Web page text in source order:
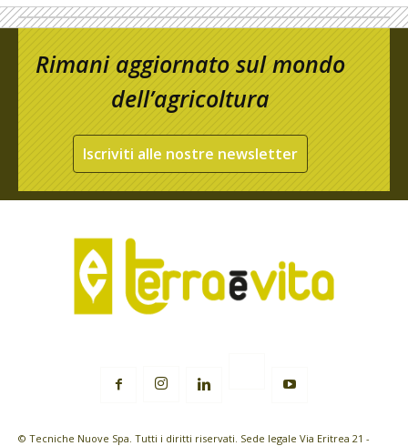
Rimani aggiornato sul mondo
dell’agricoltura
Iscriviti alle nostre newsletter
© Tecniche Nuove Spa. Tutti i diritti riservati. Sede legale Via Eritrea 21 -